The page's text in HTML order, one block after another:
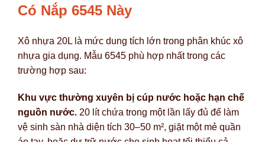
Có Nắp 6545 Này
Xô nhựa 20L là mức dung tích lớn trong phân khúc xô
nhựa gia dụng. Mẫu 6545 phù hợp nhất trong các
trường hợp sau:
Khu vực thường xuyên bị cúp nước hoặc hạn chế
nguồn nước. 20 lít chứa trong một lần lấy đủ để làm
vệ sinh sàn nhà diện tích 30–50 m², giặt một mẻ quần